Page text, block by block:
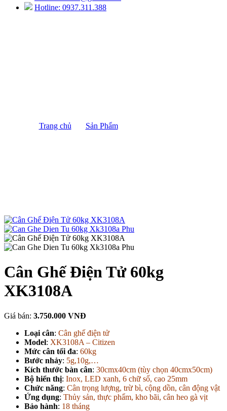
Hotline: 0937.311.388
Trang chủ/ Sản Phẩm/
Cân Ghế Điện Tử 60kg
XK3108A
Giá bán: 3.750.000 VNĐ
Loại cân: Cân ghế điện tử
Model: XK3108A – Citizen
Mức cân tối đa: 60kg
Bước nhảy: 5g,10g,…
Kích thước bàn cân: 30cmx40cm (tùy chọn 40cmx50cm)
Bộ hiển thị: Inox, LED xanh, 6 chữ số, cao 25mm
Chức năng: Cân trọng lượng, trừ bì, cộng dồn, cân động vật
Ứng dụng: Thủy sản, thực phẩm, kho bãi, cân heo gà vịt
Bảo hành: 18 tháng